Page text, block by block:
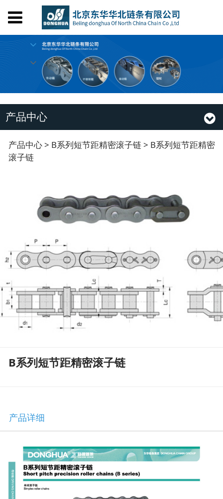
首页
关于我们
产品中心
设备工艺
荣誉证书
产品中心
B系列短节距精密滚子链
产品中心> B系列短节距精密滚子链> B系列短节距精密
滚子链
B系列短节距精密滚子链
产品详细